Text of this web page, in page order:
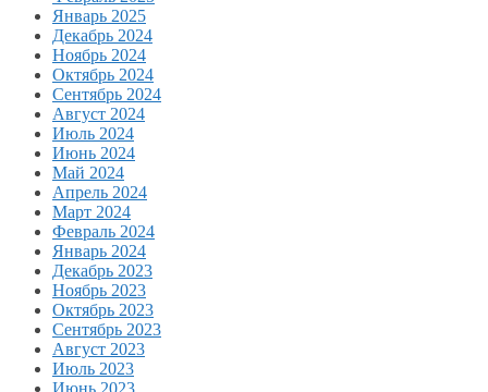
Январь 2025
Декабрь 2024
Ноябрь 2024
Октябрь 2024
Сентябрь 2024
Август 2024
Июль 2024
Июнь 2024
Май 2024
Апрель 2024
Март 2024
Февраль 2024
Январь 2024
Декабрь 2023
Ноябрь 2023
Октябрь 2023
Сентябрь 2023
Август 2023
Июль 2023